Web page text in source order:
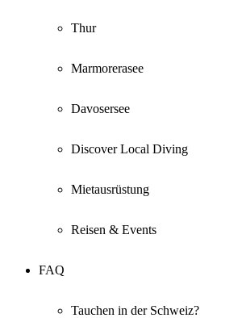
Thur
Marmorerasee
Davosersee
Discover Local Diving
Mietausrüstung
Reisen & Events
FAQ
Tauchen in der Schweiz?